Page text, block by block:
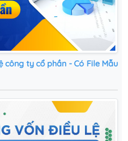
công ty cổ phần - Có File Mẫu